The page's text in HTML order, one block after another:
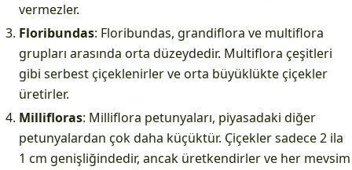
vermezler.
Floribundas: Floribundas, grandiflora ve multiflora
grupları arasında orta düzeydedir. Multiflora çeşitleri
gibi serbest çiçeklenirler ve orta büyüklükte çiçekler
üretirler.
Millifloras: Milliflora petunyaları, piyasadaki diğer
petunyalardan çok daha küçüktür. Çiçekler sadece 2 ila
1 cm genişliğindedir, ancak üretkendirler ve her mevsim